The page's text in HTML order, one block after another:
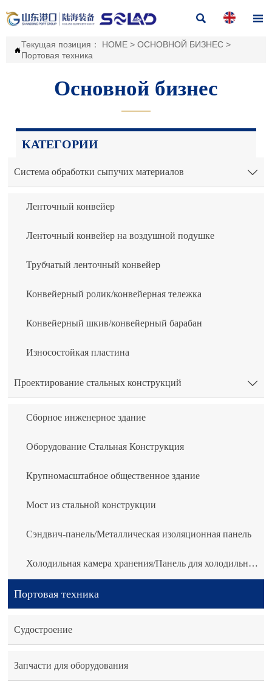
 

Текущая позиция： HOME> ОСНОВНОЙ БИЗНЕС>
Портовая техника
Основной бизнес
———
КАТЕГОРИИ
Система обработки сыпучих материалов 
Ленточный конвейер
Ленточный конвейер на воздушной подушке
Трубчатый ленточный конвейер
Конвейерный ролик/конвейерная тележка
Конвейерный шкив/конвейерный барабан
Износостойкая пластина
Проектирование стальных конструкций 
Сборное инженерное здание
Оборудование Стальная Конструкция
Крупномасштабное общественное здание
Мост из стальной конструкции
Сэндвич-панель/Металлическая изоляционная панель
Холодильная камера хранения/Панель для холодильной камеры
Портовая техника
Судостроение
Запчасти для оборудования